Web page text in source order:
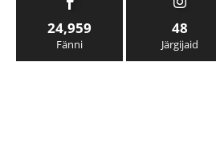
24,959
Fänni
48
Järgijaid